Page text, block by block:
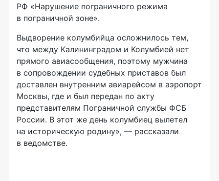
РФ «Нарушение пограничного режима
в пограничной зоне».
Выдворение колумбийца осложнилось тем,
что между Калининградом и Колумбией нет
прямого авиасообщения, поэтому мужчина
в сопровождении судебных приставов был
доставлен внутренним авиарейсом в аэропорт
Москвы, где и был передан по акту
представителям Пограничной службы ФСБ
России. В этот же день колумбиец вылетел
на историческую родину», — рассказали
в ведомстве.